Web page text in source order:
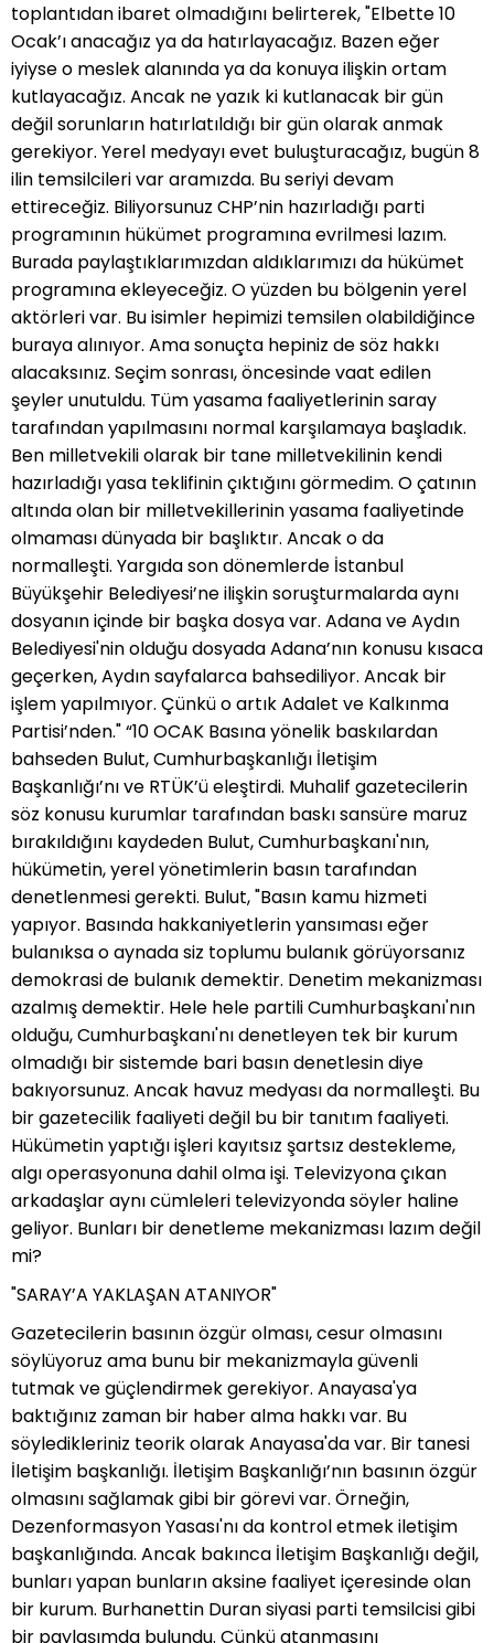
toplantıdan ibaret olmadığını belirterek, "Elbette 10
Ocak’ı anacağız ya da hatırlayacağız. Bazen eğer
iyiyse o meslek alanında ya da konuya ilişkin ortam
kutlayacağız. Ancak ne yazık ki kutlanacak bir gün
değil sorunların hatırlatıldığı bir gün olarak anmak
gerekiyor. Yerel medyayı evet buluşturacağız, bugün 8
ilin temsilcileri var aramızda. Bu seriyi devam
ettireceğiz. Biliyorsunuz CHP’nin hazırladığı parti
programının hükümet programına evrilmesi lazım.
Burada paylaştıklarımızdan aldıklarımızı da hükümet
programına ekleyeceğiz. O yüzden bu bölgenin yerel
aktörleri var. Bu isimler hepimizi temsilen olabildiğince
buraya alınıyor. Ama sonuçta hepiniz de söz hakkı
alacaksınız. Seçim sonrası, öncesinde vaat edilen
şeyler unutuldu. Tüm yasama faaliyetlerinin saray
tarafından yapılmasını normal karşılamaya başladık.
Ben milletvekili olarak bir tane milletvekilinin kendi
hazırladığı yasa teklifinin çıktığını görmedim. O çatının
altında olan bir milletvekillerinin yasama faaliyetinde
olmaması dünyada bir başlıktır. Ancak o da
normalleşti. Yargıda son dönemlerde İstanbul
Büyükşehir Belediyesi’ne ilişkin soruşturmalarda aynı
dosyanın içinde bir başka dosya var. Adana ve Aydın
Belediyesi'nin olduğu dosyada Adana’nın konusu kısaca
geçerken, Aydın sayfalarca bahsediliyor. Ancak bir
işlem yapılmıyor. Çünkü o artık Adalet ve Kalkınma
Partisi’nden." “10 OCAK Basına yönelik baskılardan
bahseden Bulut, Cumhurbaşkanlığı İletişim
Başkanlığı’nı ve RTÜK’ü eleştirdi. Muhalif gazetecilerin
söz konusu kurumlar tarafından baskı sansüre maruz
bırakıldığını kaydeden Bulut, Cumhurbaşkanı'nın,
hükümetin, yerel yönetimlerin basın tarafından
denetlenmesi gerekti. Bulut, "Basın kamu hizmeti
yapıyor. Basında hakkaniyetlerin yansıması eğer
bulanıksa o aynada siz toplumu bulanık görüyorsanız
demokrasi de bulanık demektir. Denetim mekanizması
azalmış demektir. Hele hele partili Cumhurbaşkanı'nın
olduğu, Cumhurbaşkanı'nı denetleyen tek bir kurum
olmadığı bir sistemde bari basın denetlesin diye
bakıyorsunuz. Ancak havuz medyası da normalleşti. Bu
bir gazetecilik faaliyeti değil bu bir tanıtım faaliyeti.
Hükümetin yaptığı işleri kayıtsız şartsız destekleme,
algı operasyonuna dahil olma işi. Televizyona çıkan
arkadaşlar aynı cümleleri televizyonda söyler haline
geliyor. Bunları bir denetleme mekanizması lazım değil
mi?
"SARAY’A YAKLAŞAN ATANIYOR"
Gazetecilerin basının özgür olması, cesur olmasını
söylüyoruz ama bunu bir mekanizmayla güvenli
tutmak ve güçlendirmek gerekiyor. Anayasa'ya
baktığınız zaman bir haber alma hakkı var. Bu
söyledikleriniz teorik olarak Anayasa'da var. Bir tanesi
İletişim başkanlığı. İletişim Başkanlığı’nın basının özgür
olmasını sağlamak gibi bir görevi var. Örneğin,
Dezenformasyon Yasası'nı da kontrol etmek iletişim
başkanlığında. Ancak bakınca İletişim Başkanlığı değil,
bunları yapan bunların aksine faaliyet içeresinde olan
bir kurum. Burhanettin Duran siyasi parti temsilcisi gibi
bir paylaşımda bulundu. Çünkü atanmasını